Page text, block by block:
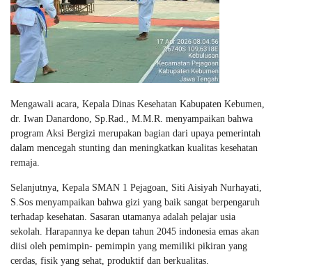
Mengawali acara, Kepala Dinas Kesehatan Kabupaten Kebumen,
dr. Iwan Danardono, Sp.Rad., M.M.R. menyampaikan bahwa
program Aksi Bergizi merupakan bagian dari upaya pemerintah
dalam mencegah stunting dan meningkatkan kualitas kesehatan
remaja.
Selanjutnya, Kepala SMAN 1 Pejagoan, Siti Aisiyah Nurhayati,
S.Sos menyampaikan bahwa gizi yang baik sangat berpengaruh
terhadap kesehatan. Sasaran utamanya adalah pelajar usia
sekolah. Harapannya ke depan tahun 2045 indonesia emas akan
diisi oleh pemimpin- pemimpin yang memiliki pikiran yang
cerdas, fisik yang sehat, produktif dan berkualitas.